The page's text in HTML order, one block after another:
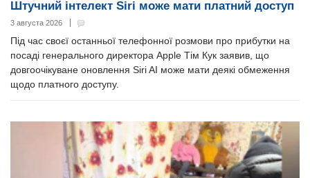
Штучний інтелект Siri може мати платний доступ
3 августа 2026
Під час своєї останньої телефонної розмови про прибутки на
посаді генерального директора Apple Тім Кук заявив, що
довгоочікуване оновлення Siri AI може мати деякі обмеження
щодо платного доступу.